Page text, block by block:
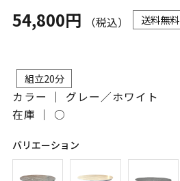
54,800円 （税込） 送料無料
組立20分
カラー ｜ グレー／ホワイト
在庫 ｜ ○
バリエーション